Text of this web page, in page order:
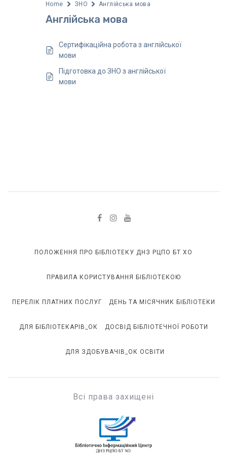
Home ЗНО Англійська мова
Англійська мова
Сертифікаційна робота з англійської
мови
Підготовка до ЗНО з англійської
мови
ПОЛОЖЕННЯ ПРО БІБЛІОТЕКУ ДНЗ РЦПО БТ ХО
ПРАВИЛА КОРИСТУВАННЯ БІБЛІОТЕКОЮ
ПЕРЕЛІК ПЛАТНИХ ПОСЛУГ ДЕНЬ ТА МІСЯЧНИК БІБЛІОТЕКИ
ДЛЯ БІБЛІОТЕКАРІВ_ОК ДОСВІД БІБЛІОТЕЧНОЇ РОБОТИ
ДЛЯ ЗДОБУВАЧІВ_ОК ОСВІТИ
Всі права захищені
БІЦ ДНЗ РЦПО БТ ХО